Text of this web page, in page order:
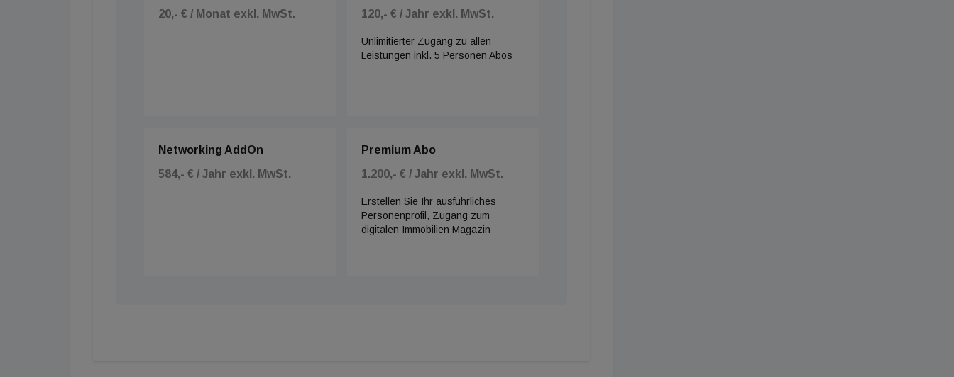
20,- € / Monat exkl. MwSt.
120,- € / Jahr exkl. MwSt.
Unlimitierter Zugang zu allen
Leistungen inkl. 5 Personen Abos
Networking AddOn
584,- € / Jahr exkl. MwSt.
Premium Abo
1.200,- € / Jahr exkl. MwSt.
Erstellen Sie Ihr ausführliches
Personenprofil, Zugang zum
digitalen Immobilien Magazin